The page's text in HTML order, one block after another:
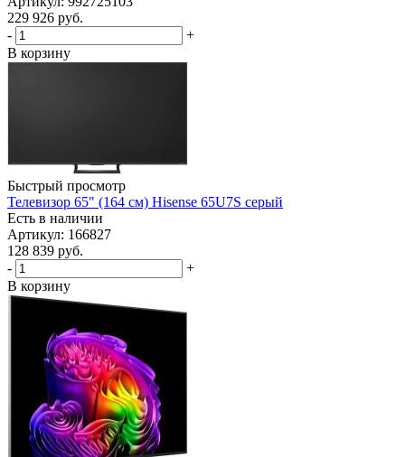
229 926 руб.
-
+
В корзину
Быстрый просмотр
Телевизор 65" (164 см) Hisense 65U7S серый
Есть в наличии
Артикул: 166827
128 839 руб.
-
+
В корзину